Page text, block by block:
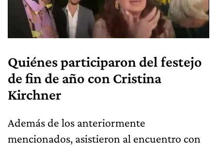
Quiénes participaron del festejo
de fin de año con Cristina
Kirchner
Además de los anteriormente
mencionados, asistieron al encuentro con